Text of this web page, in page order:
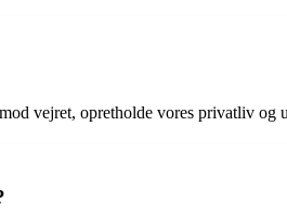
vejret, opretholde vores privatliv og